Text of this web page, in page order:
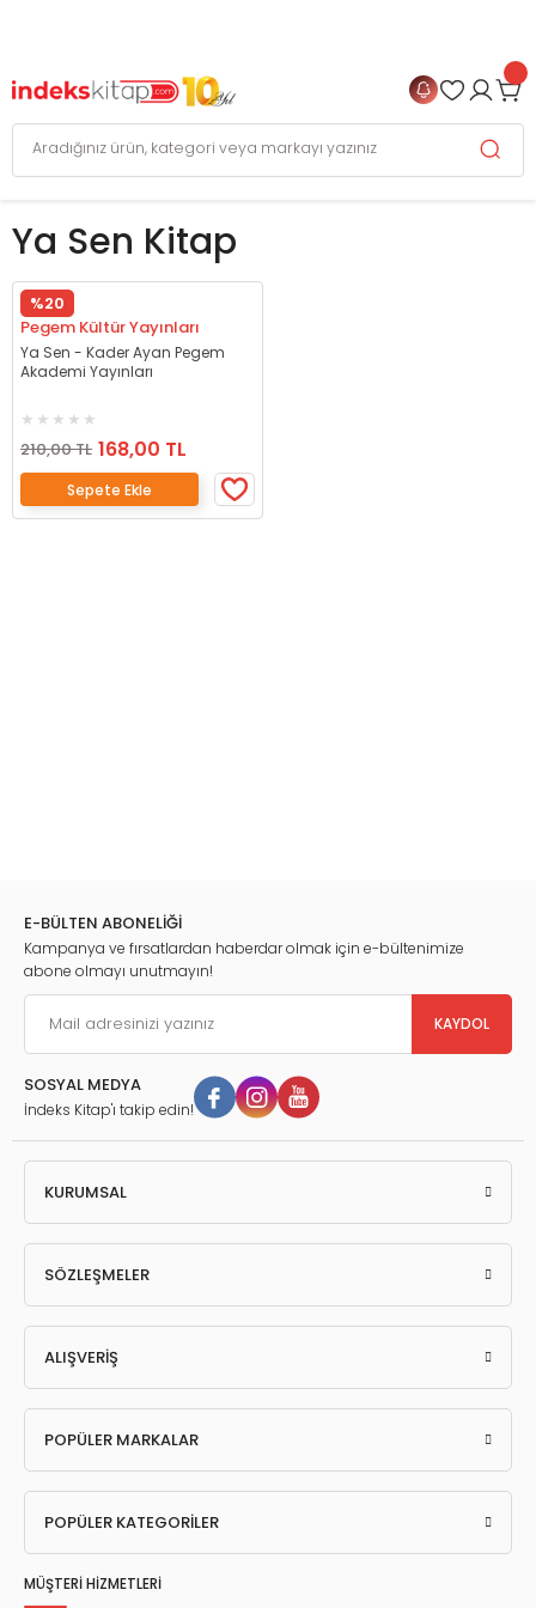
Ya Sen Kitap
%20
Pegem Kültür Yayınları
Ya Sen - Kader Ayan Pegem
Akademi Yayınları
210,00 TL 168,00 TL
Sepete Ekle
E-BÜLTEN ABONELİĞİ
Kampanya ve fırsatlardan haberdar olmak için e-bültenimize
abone olmayı unutmayın!
KAYDOL
SOSYAL MEDYA
İndeks Kitap'ı takip edin!
KURUMSAL
SÖZLEŞMELER
ALIŞVERİŞ
POPÜLER MARKALAR
POPÜLER KATEGORİLER
MÜŞTERİ HİZMETLERİ